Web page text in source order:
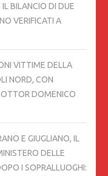
IL BILANCIO DI DUE
VERIFICATI A
VITTIME DELLA
NORD, CON
DOMENICO
E GIUGLIANO, IL
DELLE
I SOPRALLUOGHI: